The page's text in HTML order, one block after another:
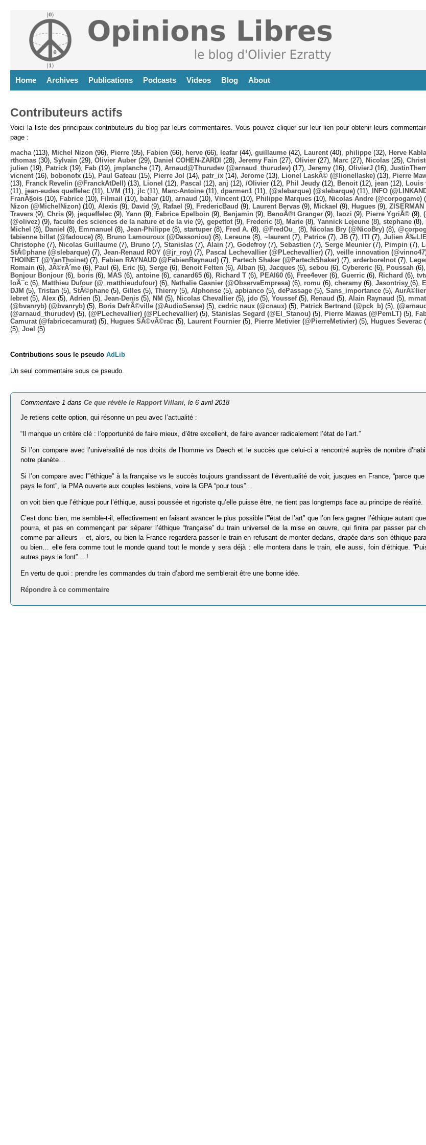
Home Archives Publications Podcasts Videos Blog About
Contributeurs actifs
Voici la liste des principaux contributeurs du blog par leurs commentaires. Vous pouvez cliquer sur leur lien pour obtenir leurs
page :
macha (113), Michel Nizon (96), Pierre (85), Fabien (66), herve (66), leafar (44), guillaume (42), Laurent (40), philippe (32), Herve Kabla
rthomas (30), Sylvain (29), Olivier Auber (29), Daniel COHEN-ZARDI (28), Jeremy Fain (27), Olivier (27), Marc (27), Nicolas (25),
julien (19), Patrick (19), Fab (19), jmplanche (17), Arnaud@Thurudev (@arnaud_thurudev) (17), Jeremy (16), OlivierJ (16),
vicnent (16), bobonofx (15), Paul Gateau (15), Pierre Jol (14), patr_ix (14), Jerome (13), Lionel LaskÃ© (@lionellaske) (13),
Pierre
(13),
Franck Revelin (@FranckAtDell) (13), Lionel (12), Pascal (12), anj (12), /Olivier (12), Phil Jeudy (12), Benoit (12), jean (12),
Louis
(11), jean-eudes queffelec (11), LVM (11), jlc (11), Marc-Antoine (11), dparmen1 (11), (@slebarque) (@slebarque) (11), INFO
FranÃ§ois (10), Fabrice (10), Filmail (10), babar (10), arnaud (10), Vincent (10), Philippe Marques (10), Nicolas Andre (@corpogame)
Nizon (@MichelNizon) (10), Alexis (9), David (9), Rafael (9), FredericBaud (9), Laurent Bervas (9), Mickael (9), Hugues (9), ZISERMAN
Travers (9), Chris (9), jequeffelec (9), Yann (9), Fabrice Epelboin (9), Benjamin (9), BenoÃ®t Granger (9), laozi (9), Pierre YgriÃ© (9),
(@olivez) (9), faculte des sciences de la nature et de la vie (9), gepettot (9), Frederic (8), Marie (8), Yannick Lejeune (8), stephane (8),
Michel (8), Daniel (8), Emmanuel (8), Jean-Philippe (8), startuper (8), Fred A. (8), @FredOu_ (8), Nicolas Bry (@NicoBry) (8),
fabienne billat (@fadouce) (8), Bruno Lamouroux (@Dassoniou) (8), Lereune (8), ~laurent (7), Patrice (7), JB (7), ITI (7), Julien Ã‰LIE
Christophe (7), Nicolas Guillaume (7), Bruno (7), Stanislas (7), Alain (7), Godefroy (7), Sebastien (7), Serge Meunier (7), Pimpin (7),
StÃ©phane (@slebarque) (7), Jean-Renaud ROY (@jr_roy) (7), Pascal Lechevallier (@PLechevallier) (7), veille innovation
THOINET (@YanThoinet) (7), Fabien RAYNAUD (@FabienRaynaud) (7), Partech Shaker (@PartechShaker) (7), arderborelnot (7),
Romain (6), JÃ©rÃ´me (6), Paul (6), Eric (6), Serge (6), Benoit Felten (6), Alban (6), Jacques (6), sebou (6), Cybereric (6), Poussah (6),
Bonjour Bonjour (6), boris (6), MAS (6), antoine (6), canard65 (6), Richard T (6), PEAI60 (6), Free4ever (6), Guerric (6), Richard (6),
loÃ¯c (6), Matthieu Dufour (@_matthieudufour) (6), Nathalie Gasnier (@ObservaEmpresa) (6), romu (6), cheramy (6), Jasontrisy (6),
DJM (5), Tristan (5), StÃ©phane (5), Gilles (5), Thierry (5), Alphonse (5), apbianco (5), dePassage (5), Sans_importance (5),
lebret (5), Alex (5), Adrien (5), Jean-Denis (5), NM (5), Nicolas Chevallier (5), jdo (5), Youssef(5), Renaud (5), Alain Raynaud (5),
(@bvanryb) (@bvanryb) (5), Boris DefrÃ©ville (@AudioSense) (5), cedric naux (@cnaux) (5), Patrick Bertrand (@pck_b) (5),
(@arnaud_thurudev) (5), (@PLechevallier) (@PLechevallier) (5), Stanislas Segard (@El_Stanou) (5), Pierre Mawas (@PemLT) (5),
Camurat (@fabricecamurat) (5), Hugues SÃ©vÃ©rac (5), Laurent Fournier (5), Pierre Metivier (@PierreMetivier) (5), Hugues Severac
(5), Joel (5)
Contributions sous le pseudo AdLib
Un seul commentaire sous ce pseudo.
Commentaire 1 dansCe que révèle le Rapport Villani , le 6 avril 2018
Je retiens cette option, qui résonne un peu avec l’actualité :
“Il manque un critère clé : l’opportunité de faire mieux, d’être excellent, de faire avancer radicalement l’état de l’art.”
Si l’on compare avec l’universalité de nos droits de l’homme vs Daech et le succès que celui-ci a rencontré auprès de nombre
notre planète…
Si l’on compare avec l'”éthique” à la française vs le succès toujours grandissant de l’éventualité de voir, jusques en France, “parce que
pays le font”, la PMA ouverte aux couples lesbiens, voire la GPA “pour tous”…
on voit bien que l’éthique pour l’éthique, aussi poussée et rigoriste qu’elle puisse être, ne tient pas longtemps face au principe de réalité.
C’est donc bien, me semble-t-il, effectivement en faisant avancer le plus possible l'”état de l’art” que l’on fera gagner l’éthique autant
pourra, et pas en commençant par séparer l’éthique “française” du train universel de la mise en œuvre, qui finira par passer par
comme par ailleurs – et, alors, ou bien la France regardera passer le train en refusant de monter dedans, drapée dans son éthique
ou bien… elle fera comme tout le monde quand tout le monde y sera déjà : elle montera dans le train, elle aussi, foin d’éthique.
autres pays le font”… !
En vertu de quoi : prendre les commandes du train d’abord me semblerait être une bonne idée.
Répondre à ce commentaire